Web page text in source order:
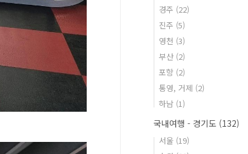
경주 (22)
진주 (5)
영천 (3)
부산 (2)
포항 (2)
통영, 거제 (2)
하남 (1)
국내여행 - 경기도 (132)
서울 (19)